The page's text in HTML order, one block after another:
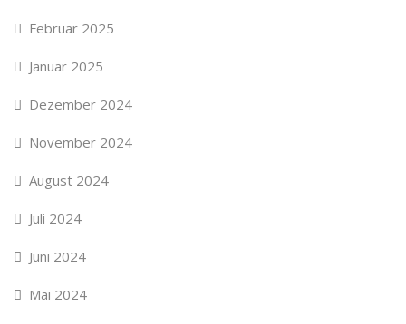
Februar 2025
Januar 2025
Dezember 2024
November 2024
August 2024
Juli 2024
Juni 2024
Mai 2024